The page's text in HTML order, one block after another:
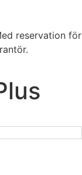
reservation för